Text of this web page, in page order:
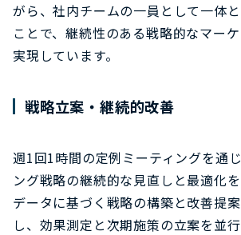
がら、社内チームの一員として一体
ことで、継続性のある戦略的なマー
実現しています。
戦略立案・継続的改善
週1回1時間の定例ミーティングを通
ング戦略の継続的な見直しと最適化を
データに基づく戦略の構築と改善提
し、効果測定と次期施策の立案を並